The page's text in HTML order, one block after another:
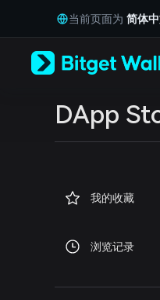
Tiếng Việt
Русский
Español (Latinoamérica)
Português (Portugal)
Bahasa Indonesia
当前页面为 简体
DApp
我的收藏
浏览记录